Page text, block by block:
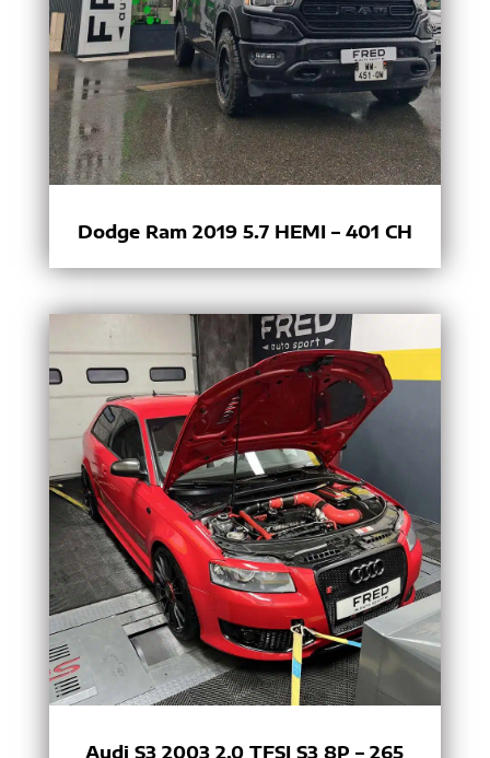
Dodge Ram 2019 5.7 HEMI – 401 CH
Audi S3 2003 2.0 TFSI S3 8P – 265